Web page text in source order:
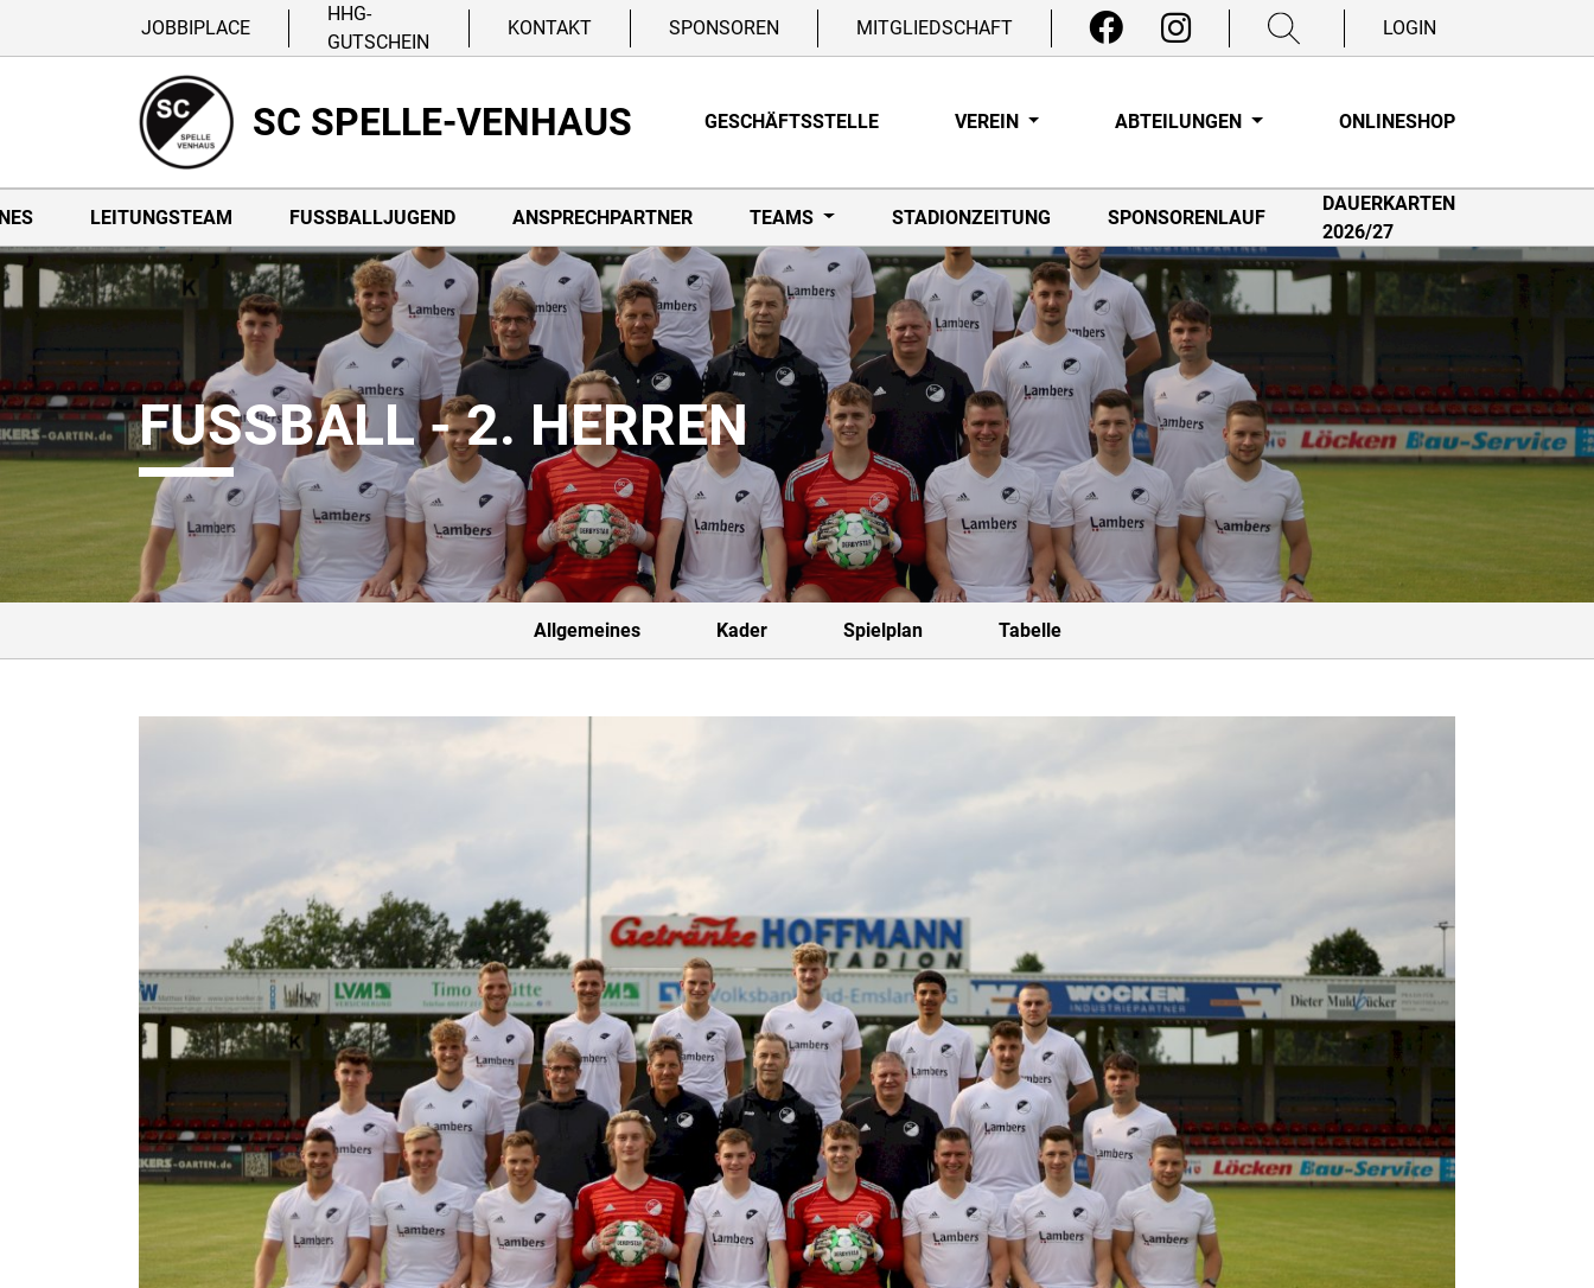
JOBBIPLACE
HHG-
GUTSCHEIN
KONTAKT SPONSOREN MITGLIEDSCHAFT LOGIN
SC SPELLE-VENHAUS GESCHÄFTSSTELLE VEREIN ABTEILUNGEN ONLINESHOP
LEITUNGSTEAM FUSSBALLJUGEND ANSPRECHPARTNER TEAMS STADIONZEITUNG SPONSORENLAUF
DAUERKARTEN
2026/27
FUSSBALL - 2. HERREN
Allgemeines Kader Spielplan Tabelle